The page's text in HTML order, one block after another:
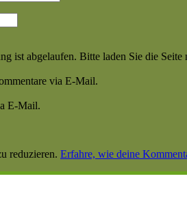
ist abgelaufen. Bitte laden Sie die Seite
via E-Mail.
E-Mail.
reduzieren. Erfahre, wie deine